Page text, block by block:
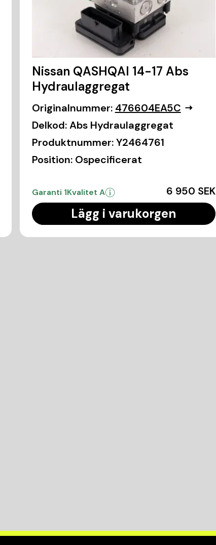
Nissan QASHQAI 14-17 Abs
Hydraulaggregat
Originalnummer: 476604EA5C
Delkod: Abs Hydraulaggregat
Produktnummer: Y2464761
Position: Ospecificerat
Garanti 1Kvalitet A 6 950 SEK
Lägg i varukorgen